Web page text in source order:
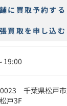
に買取予約する
買取を申し込む
19:00
千葉県松戸市
戸3F